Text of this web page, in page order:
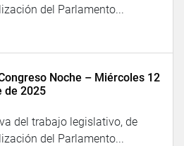
del Parlamento...
Noche – Miércoles 12
de 2025
del trabajo legislativo, de
del Parlamento...